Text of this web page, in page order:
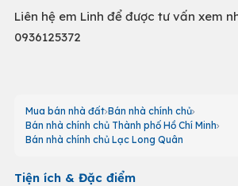
Liên hệ em Linh để được tư vấn xem
0936125372
Mua bán nhà đất Bán nhà chính chủ
Bán nhà chính chủ Thành phố Hồ Chí Minh
Bán nhà chính chủ Lạc Long Quân
Tiện ích & Đặc điểm